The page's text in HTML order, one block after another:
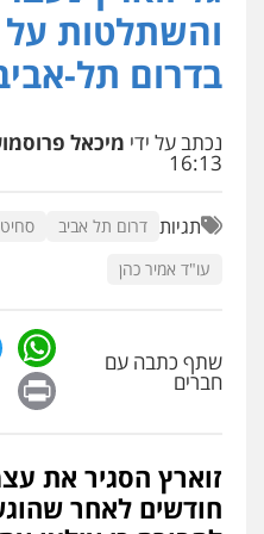
נוער רישום
פלילי צבאי
עו"ד דפנה
עו"ד זוהר
והשתלטות על
בדרום תל-
נכתב על ידי מיכאל
16:13
תגיות דרום תל אביב
עו"ד אמיר כהן
שתף כתבה עם
חברים
זוארץ הסגיר את
חודשים לאחר